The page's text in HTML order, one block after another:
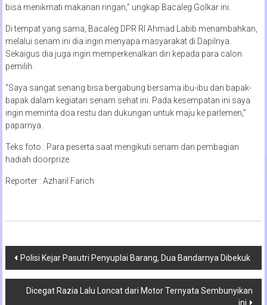
bisa menikmati makanan ringan,” ungkap Bacaleg Golkar ini.
Di tempat yang sama, Bacaleg DPR RI Ahmad Labib menambahkan,
melalui senam ini dia ingin menyapa masyarakat di Dapilnya.
Sekaigus dia juga ingin memperkenalkan diri kepada para calon
pemilih.
“Saya sangat senang bisa bergabung bersama ibu-ibu dan bapak-
bapak dalam kegiatan senam sehat ini. Pada kesempatan ini saya
ingin meminta doa restu dan dukungan untuk maju ke parlemen,”
paparnya.
Teks foto : Para peserta saat mengikuti senam dan pembagian
hadiah doorprize.
Reporter : Azharil Farich
Navigasi
pos
Polisi Kejar Pasutri Penyuplai Barang, Dua Bandarnya Dibekuk
Dicegat Razia Lalu Loncat dari Motor Ternyata Sembunyikan
ini